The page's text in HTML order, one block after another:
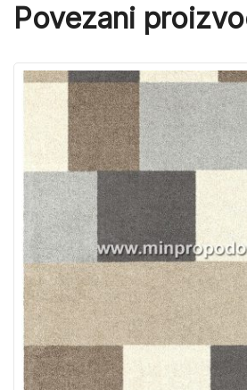
Povezani